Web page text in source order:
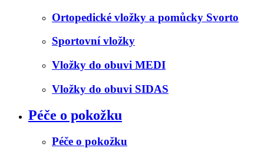
Ortopedické vložky a pomůcky Svorto
Sportovní vložky
Vložky do obuvi MEDI
Vložky do obuvi SIDAS
Péče o pokožku
Péče o pokožku